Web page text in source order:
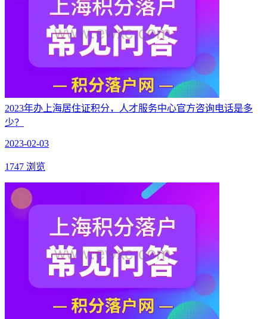
2023年办上海居住证积分，人才服务中心官方咨询电话是多
少？
2023-02-03
1747 浏览